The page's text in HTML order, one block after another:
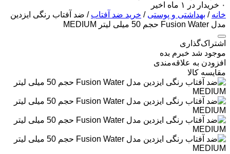
۰ خریدار در ۱ ماه اخیر
خانه / بهداشتی و پوستی / خرید ضد آفتاب / ضد آفتاب رنگی ایزدین
مدل Fusion Water حجم 50 میلی لیتر MEDIUM
اشتراک‌گذاری
موجود شد خبرم بده
افزودن به علاقه‌مندی
مقایسه کالا